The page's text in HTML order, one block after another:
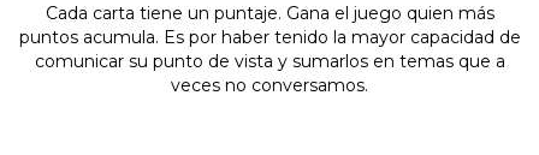
Cada carta tiene un puntaje. Gana el juego quien más
puntos acumula. Es por haber tenido la mayor capacidad de
comunicar su punto de vista y sumarlos en temas que a
veces no conversamos.